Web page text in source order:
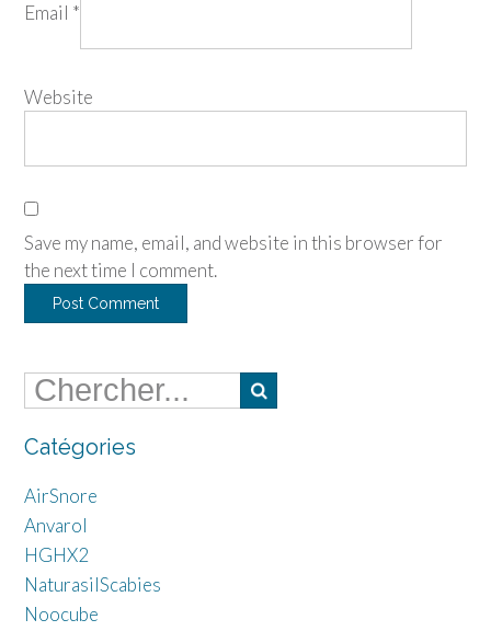
Email *
Website
Save my name, email, and website in this browser for
the next time I comment.
Catégories
AirSnore
Anvarol
HGHX2
NaturasilScabies
Noocube